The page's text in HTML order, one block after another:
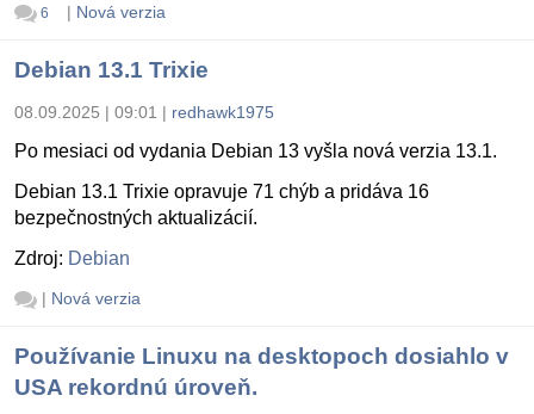
6 | Nová verzia
Debian 13.1 Trixie
08.09.2025 | 09:01 | redhawk1975
Po mesiaci od vydania Debian 13 vyšla nová verzia 13.1.
Debian 13.1 Trixie opravuje 71 chýb a pridáva 16
bezpečnostných aktualizácií.
Zdroj: Debian
| Nová verzia
Používanie Linuxu na desktopoch dosiahlo v
USA rekordnú úroveň.